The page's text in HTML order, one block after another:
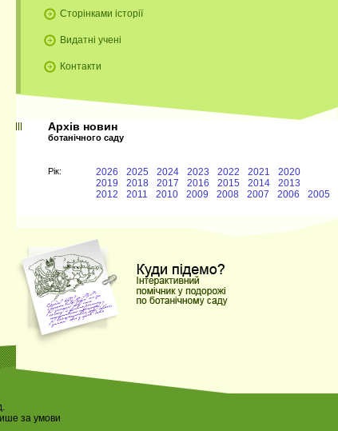
Сторінками історії
Видатні учені
Контакти
Архів новин
ботанічного саду
Рiк: 2026 2025 2024 2023 2022 2021
2020
2019
2018 2017 2016 2015 2014
2013
2012
2011 2010 2009 2008 2007 2006 2005
за умови